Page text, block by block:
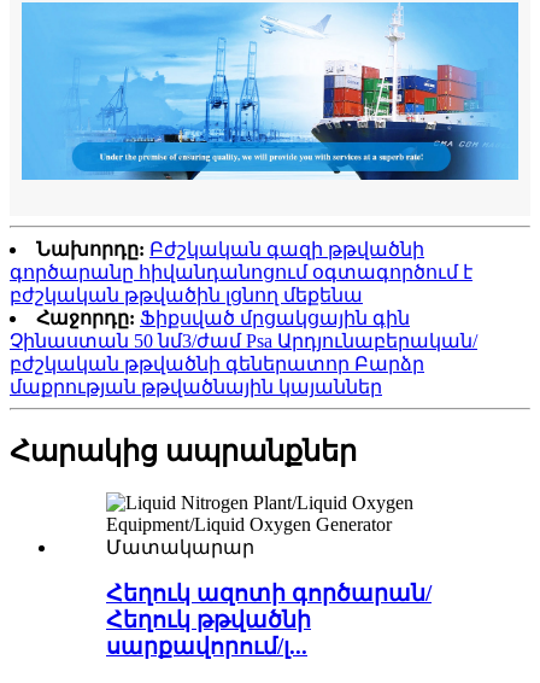
Նախորդը: Բժշկական գազի թթվածնի
գործարանը հիվանդանոցում օգտագործում է
բժշկական թթվածին լցնող մեքենա
Հաջորդը: Ֆիքսված մրցակցային գին
Չինաստան 50 նմ3/ժամ Psa Արդյունաբերական/
բժշկական թթվածնի գեներատոր Բարձր
մաքրության թթվածնային կայաններ
Հարակից ապրանքներ
Հեղուկ ազոտի գործարան/
Հեղուկ թթվածնի
սարքավորում/լ...